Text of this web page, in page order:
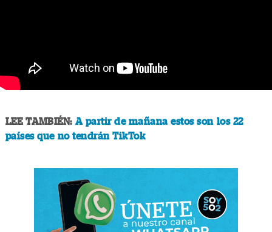
LEE TAMBIÉN: A partir de mañana estos son los 22
países que no tendrán TikTok